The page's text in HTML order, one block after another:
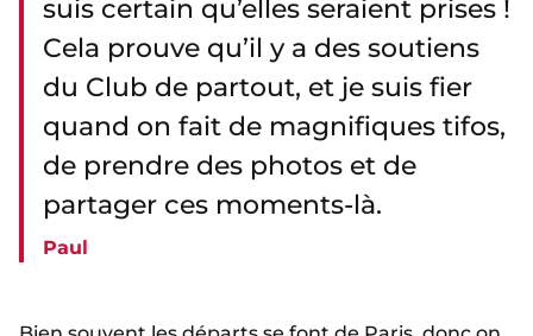
suis certain qu’elles seraient prises !
Cela prouve qu’il y a des soutiens
du Club de partout, et je suis fier
quand on fait de magnifiques tifos,
de prendre des photos et de
partager ces moments-là.
Paul